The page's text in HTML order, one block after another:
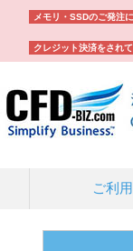
メモリ・SSDのご発注
クレジット決済をされ
ご利